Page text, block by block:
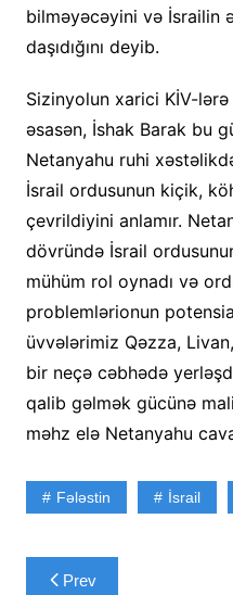
bilməyəcəyini və İsrailin
daşıdığını deyib.
Sizinyolun xarici KİV-
əsasən, İshak Barak bu
Netanyahu ruhi
İsrail ordusunun kiçik,
çevrildiyini anlamır.
dövründə İsrail
mühüm rol oynadı və
problemlərionun
üvvələrimiz Qəzza,
bir neçə cəbhədə
qalib gəlmək gücünə
məhz elə Netanyahu
Fələstin İsrail
YazıPrev